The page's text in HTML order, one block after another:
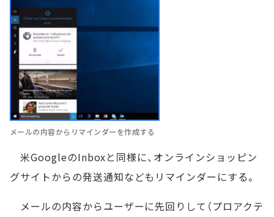
メールの内容からリマインダーを作成する
米GoogleのInboxと同様に、オンラインショッピン
グサイトからの発送通知などもリマインダーにする。
メールの内容からユーザーに先回りして（プロアクテ